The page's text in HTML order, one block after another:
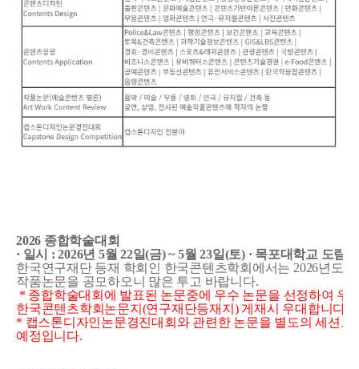
2026 종합학술대회
· 일시 : 2026년 5월 22일(금) ~ 5월 23일(토) · 목포대학교 도림
한국연구재단 등재 학회인 한국콘텐츠학회에서는 2026년도
작품논문을 공모하오니 많은 투고 바랍니다.
* 종합학술대회에 발표된 논문중에 우수 논문을 선정하여 우
한국콘텐츠학회논문지(연구재단등재지) 게재시 우대합니다.
* 캡스톤디자인논문경진대회와 관련한 논문을 별도의 세션
예정입니다.